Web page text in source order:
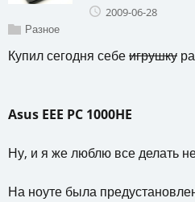
2009-06-28
Разное
Купил сегодня себеигрушку
Asus EEE PC 1000HE
Ну, и я же люблю все делать
На ноуте была